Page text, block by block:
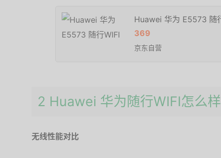
Huawei 华为 E5573 随
369
京东自营
2 Huawei 华为随行WIFI怎么
无线性能对比